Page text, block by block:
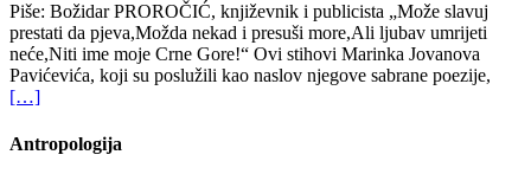
Piše: Božidar PROROČIĆ, književnik i publicista „Može slavuj
prestati da pjeva,Možda nekad i presuši more,Ali ljubav umrijeti
neće,Niti ime moje Crne Gore!“ Ovi stihovi Marinka Jovanova
Pavićevića, koji su poslužili kao naslov njegove sabrane poezije,
[…]
Antropologija